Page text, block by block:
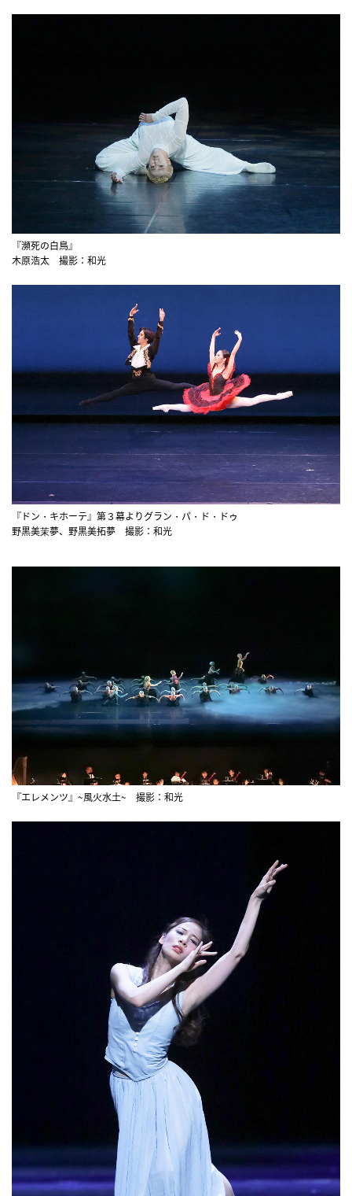
『瀕死の白鳥』
木原浩太 撮影：和光
『ドン・キホーテ』第３幕よりグラン・パ・ド・ドゥ
野黒美茉夢、野黒美拓夢 撮影：和光
『エレメンツ』~風火水土~ 撮影：和光